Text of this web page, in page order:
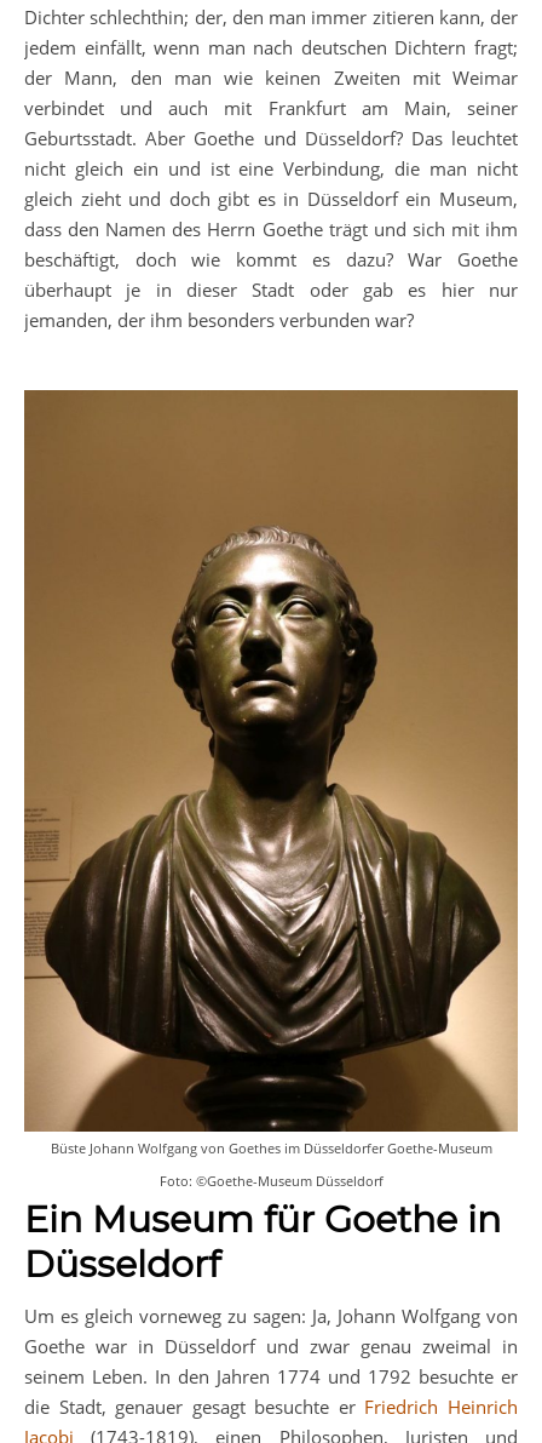
Dichter schlechthin; der, den man immer zitieren kann, der
jedem einfällt, wenn man nach deutschen Dichtern fragt;
der Mann, den man wie keinen Zweiten mit Weimar
verbindet und auch mit Frankfurt am Main, seiner
Geburtsstadt. Aber Goethe und Düsseldorf? Das leuchtet
nicht gleich ein und ist eine Verbindung, die man nicht
gleich zieht und doch gibt es in Düsseldorf ein Museum,
dass den Namen des Herrn Goethe trägt und sich mit ihm
beschäftigt, doch wie kommt es dazu? War Goethe
überhaupt je in dieser Stadt oder gab es hier nur
jemanden, der ihm besonders verbunden war?
Büste Johann Wolfgang von Goethes im Düsseldorfer Goethe-Museum
Foto: ©Goethe-Museum Düsseldorf
Ein Museum für Goethe in
Düsseldorf
Um es gleich vorneweg zu sagen: Ja, Johann Wolfgang von
Goethe war in Düsseldorf und zwar genau zweimal in
seinem Leben. In den Jahren 1774 und 1792 besuchte er
die Stadt, genauer gesagt besuchte er Friedrich Heinrich
Jacobi (1743-1819), einen Philosophen, Juristen und